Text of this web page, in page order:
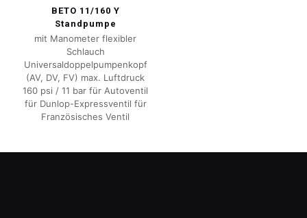
BETO 11/160 Y
Standpumpe
mit Manometer flexibler
Schlauch
Universaldoppelpumpenkopf
(AV, DV, FV) max. Luftdruck
160 psi / 11 bar für Autoventil
für Dunlop-Expressventil für
Französisches Ventil